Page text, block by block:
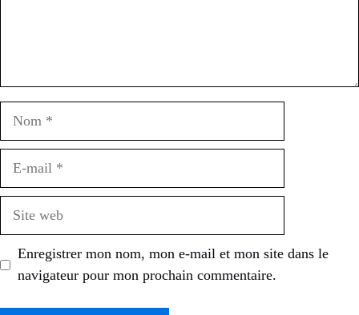
Enregistrer mon nom, mon e-mail et mon site dans le
navigateur pour mon prochain commentaire.